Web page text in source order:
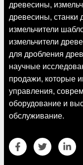
древесины,
древесины, станки
измельчители
измельчители
для дробления
научные
продажи, которые
управления,
оборудование и
обслуживание.